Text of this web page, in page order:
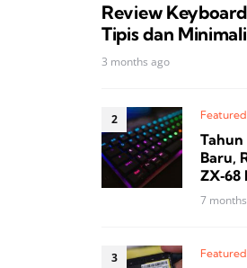
Review
Tipis dan
3 months ago
Featured
Baru,
7
Featured